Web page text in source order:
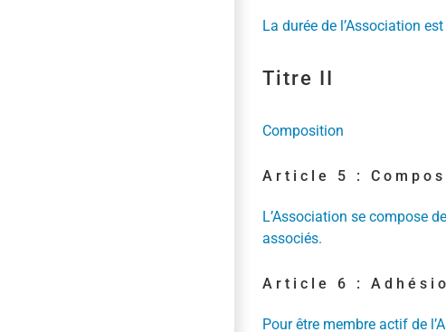
La durée de l’Association
Titre II
Composition
Article 5 :
L’Association se compose
associés.
Article 6 :
Pour être membre actif de